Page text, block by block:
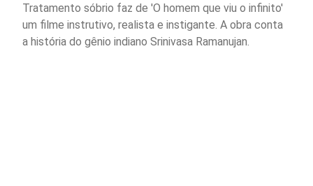
Tratamento sóbrio faz de 'O homem que viu o infinito'
um filme instrutivo, realista e instigante. A obra conta
a história do gênio indiano Srinivasa Ramanujan.